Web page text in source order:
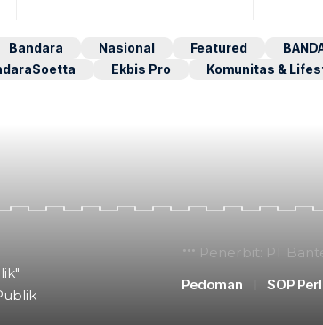
Bandara Nasional Featured
Ekbis Pro Komunitas &
Penerbit: PT
Pedoman
SOP